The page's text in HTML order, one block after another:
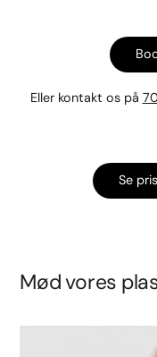
Eller kontakt os på
Se
Mød vores